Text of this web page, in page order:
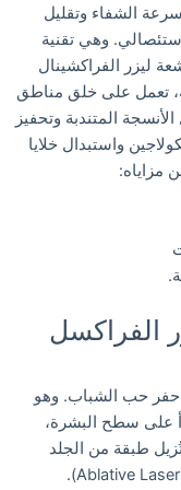
الشفاء وتقليل
وهي تقنية
ليزر الفراكشينال
تعمل على خلق مناطق
المتندبة وتحفيز
واستبدال خلايا
مزاياه:
الفراكسل
حفر حب الشباب. وهو
على سطح البشرة،
طبقة من الجلد